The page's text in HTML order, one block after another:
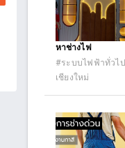
หาช่างไฟ
#ระบบไฟฟ้าทั่วไป
เชียงใหม่